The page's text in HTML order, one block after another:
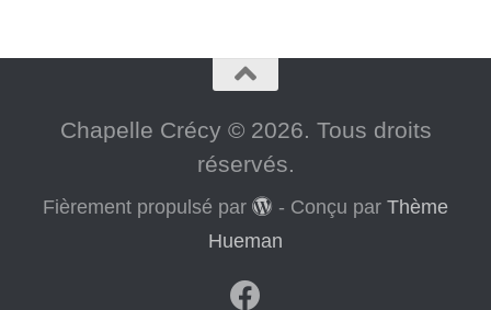
Chapelle Crécy © 2026. Tous droits
réservés.
Fièrement propulsé par - Conçu par Thème
Hueman